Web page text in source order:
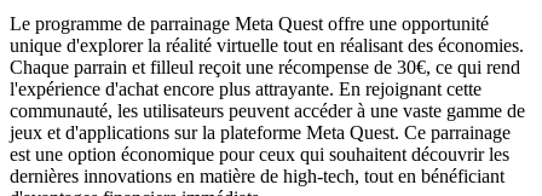
Le programme de parrainage Meta Quest offre une opportunité
unique d'explorer la réalité virtuelle tout en réalisant des économies.
Chaque parrain et filleul reçoit une récompense de 30€, ce qui rend
l'expérience d'achat encore plus attrayante. En rejoignant cette
communauté, les utilisateurs peuvent accéder à une vaste gamme de
jeux et d'applications sur la plateforme Meta Quest. Ce parrainage
est une option économique pour ceux qui souhaitent découvrir les
dernières innovations en matière de high-tech, tout en bénéficiant